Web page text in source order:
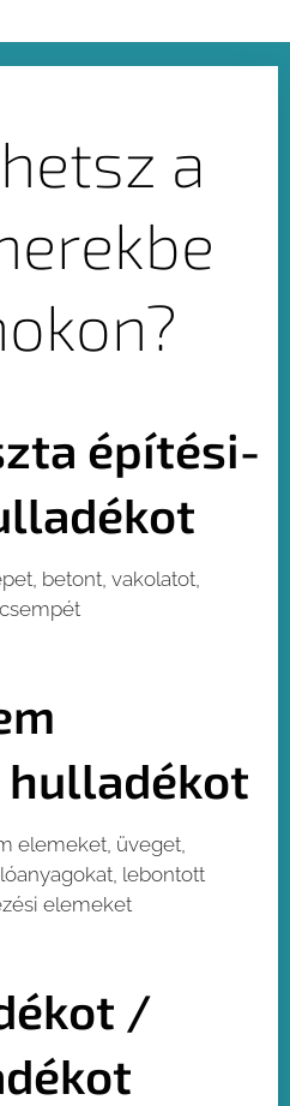
a
építési-
betont, vakolatot,
elemeket, üveget,
lebontott
elemeket
/